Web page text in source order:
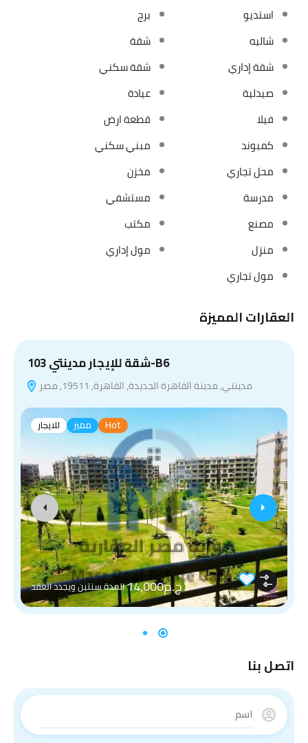
استديو
برج
شاليه
شقة
شقة إداري
شقة سكني
صيدلية
عيادة
فيلا
قطعة ارض
كمبوند
مبني سكني
محل تجاري
مخزن
مدرسة
مستشفي
مصنع
مكتب
منزل
مول إداري
مول تجاري
العقارات المميزة
شقة للإيجار مدينتي 103-B6
مدينتي, مدينة القاهرة الجديدة, القاهرة, 19511, مصر
للايجار مميز Hot
ج.م14,000 المدة سنتين ويجدد العقد
اتصل بنا